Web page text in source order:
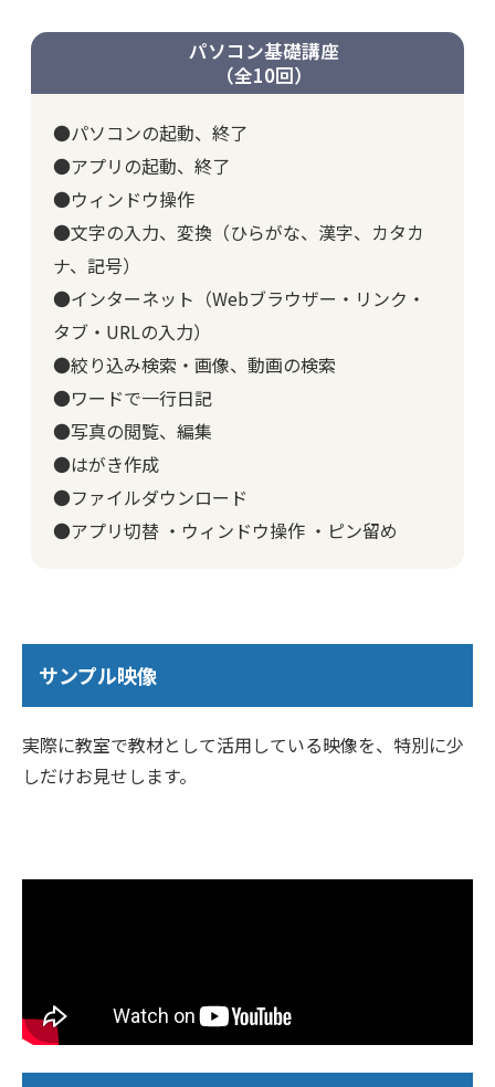
パソコン基礎講座
（全10回）
●パソコンの起動、終了
●アプリの起動、終了
●ウィンドウ操作
●文字の入力、変換（ひらがな、漢字、カタカ
ナ、記号）
●インターネット（Webブラウザー・リンク・
タブ・URLの入力）
●絞り込み検索・画像、動画の検索
●ワードで一行日記
●写真の閲覧、編集
●はがき作成
●ファイルダウンロード
●アプリ切替 ・ウィンドウ操作 ・ピン留め
サンプル映像
実際に教室で教材として活用している映像を、特別に少
しだけお見せします。